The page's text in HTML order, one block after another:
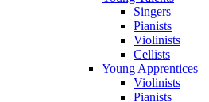
Singers
Pianists
Violinists
Cellists
Young Apprentices
Violinists
Pianists